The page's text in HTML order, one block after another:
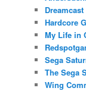
Hardcore
My Life in
Sega
The Sega
Wing